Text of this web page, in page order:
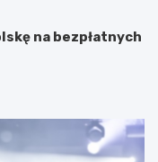
na bezpłatnych